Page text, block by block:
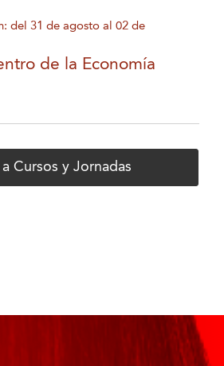
del 31 de agosto al 02 de
de la Economía
Cursos y Jornadas